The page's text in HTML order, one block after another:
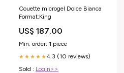
Couette microgel Dolce Bianca
Format:King
US$ 187.00
Min. order: 1 piece
★★★★★4.3 (10 reviews)
Sold : Login>>